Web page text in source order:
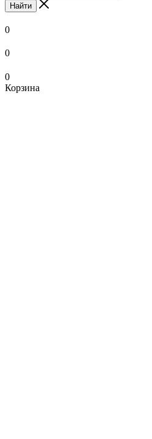
Найти
0
0
0
Корзина